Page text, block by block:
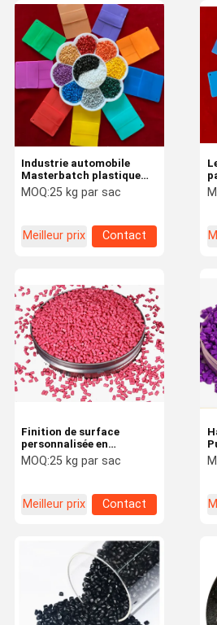
Industrie automobile
Masterbatch plastique
compatible avec
plusieurs polymères
MOQ:25 kg par sac
Meilleur prix Contact
Finition de surface
personnalisée en
masterbatch rose à haute
polyvalence
MOQ:25 kg par sac
Meilleur prix Contact